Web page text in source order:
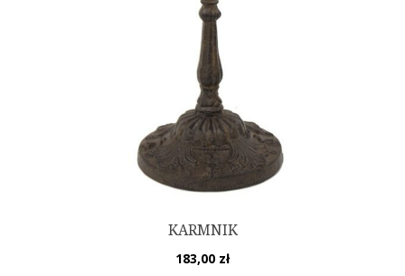
KARMNIK
183,00 zł